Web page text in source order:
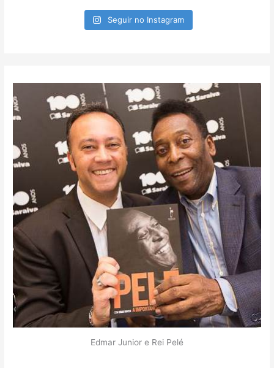
Seguir no Instagram
Edmar Junior e Rei Pelé